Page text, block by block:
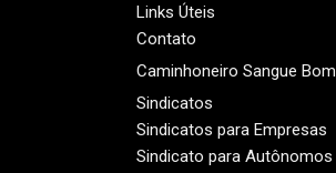
Links Úteis
Contato
Caminhoneiro Sangue Bom
Sindicatos
Sindicatos para Empresas
Sindicato para Autônomos